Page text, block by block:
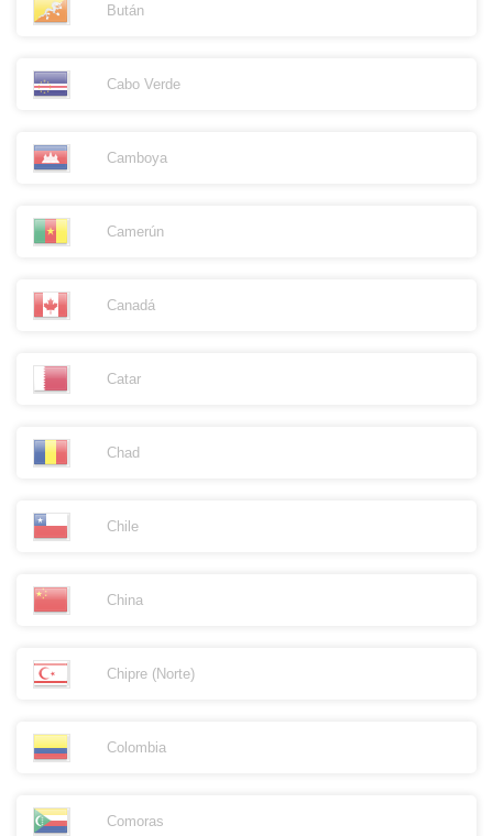
Bután
Cabo Verde
Camboya
Camerún
Canadá
Catar
Chad
Chile
China
Chipre (Norte)
Colombia
Comoras